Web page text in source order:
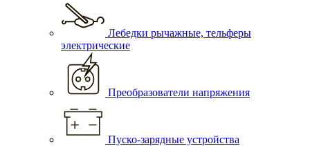
Лебедки рычажные, тельферы
электрические
Преобразователи напряжения
Пуско-зарядные устройства